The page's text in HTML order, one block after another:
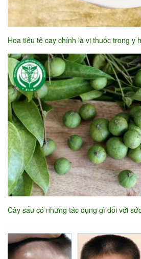
Hoa tiêu tê cay chính là vị thuốc trong y
Cây sấu có những tác dụng gì đối với